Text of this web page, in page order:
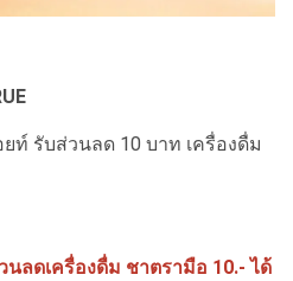
ท์ รับส่วนลด 10 บาท เครื่องดื่ม
ลดเครื่องดื่ม ชาตรามือ 10.- ได้